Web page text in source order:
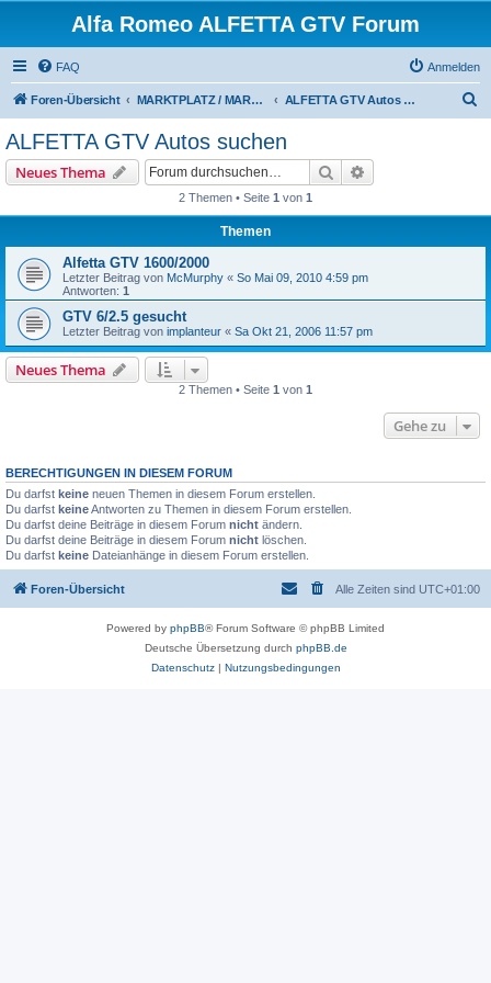
Alfa Romeo ALFETTA GTV Forum
FAQ Anmelden
Foren-Übersicht MARKTPLATZ / MARKETPLACE ALFETTA GTV Autos suchen
ALFETTA GTV Autos suchen
Neues Thema Suche
2 Themen • Seite 1 von 1
Themen
Alfetta GTV 1600/2000
Letzter Beitrag von McMurphy « So Mai 09, 2010 4:59 pm
Antworten: 1
GTV 6/2.5 gesucht
Letzter Beitrag von implanteur « Sa Okt 21, 2006 11:57 pm
Neues Thema
2 Themen • Seite 1 von 1
Gehe zu
BERECHTIGUNGEN IN DIESEM FORUM
Du darfst keine neuen Themen in diesem Forum erstellen.
Du darfst keineAntworten zu Themen in diesem Forum erstellen.
Du darfst deine Beiträge in diesem Forum nicht ändern.
Du darfst deine Beiträge in diesem Forum nicht löschen.
Du darfst keine Dateianhänge in diesem Forum erstellen.
Foren-Übersicht Alle Zeiten sind UTC+01:00
Powered by phpBB® Forum Software © phpBB Limited
Deutsche Übersetzung durch phpBB.de
Datenschutz| Nutzungsbedingungen